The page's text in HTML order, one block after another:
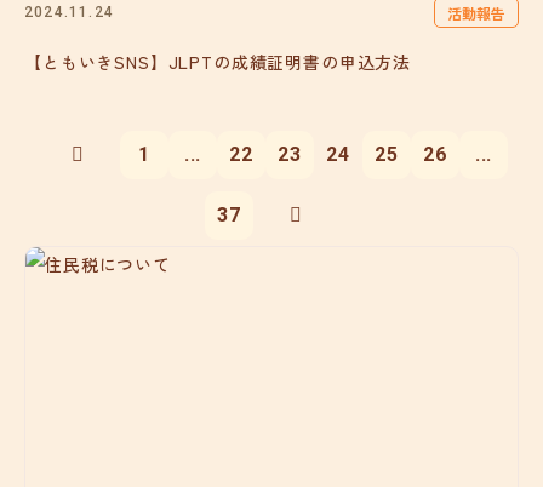
2024.11.24 活動報告
【ともいきSNS】JLPTの成績証明書の申込方法
1 ... 22 23 24 25 26 ...
37